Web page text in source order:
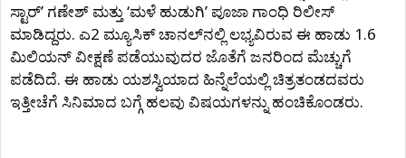
ಸ್ಟಾರ್’ ಗಣೇಶ್ ಮತ್ತು ‘ಮಳೆ ಹುಡುಗಿ’ ಪೂಜಾ ಗಾಂಧಿ ರಿಲೀಸ್
ಮಾಡಿದ್ದರು. ಎ2 ಮ್ಯೂಸಿಕ್‍ ಚಾನಲ್‍ನಲ್ಲಿ ಲಭ್ಯವಿರುವ ಈ ಹಾಡು 1.6
ಮಿಲಿಯನ್‍ ವೀಕ್ಷಣೆ ಪಡೆಯುವುದರ ಜೊತೆಗೆ ಜನರಿಂದ ಮೆಚ್ಚುಗೆ
ಪಡೆದಿದೆ. ಈ ಹಾಡು ಯಶಸ್ವಿಯಾದ ಹಿನ್ನೆಲೆಯಲ್ಲಿ ಚಿತ್ರತಂಡದವರು
ಇತ್ತೀಚೆಗೆ ಸಿನಿಮಾದ ಬಗ್ಗೆ ಹಲವು ವಿಷಯಗಳನ್ನು ಹಂಚಿಕೊಂಡರು.